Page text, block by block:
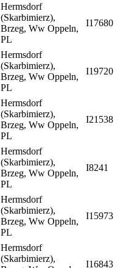
Hermsdorf
(Skarbimierz),
Brzeg, Ww Oppeln,
PL
I17680
Hermsdorf
(Skarbimierz),
Brzeg, Ww Oppeln,
PL
I19720
Hermsdorf
(Skarbimierz),
Brzeg, Ww Oppeln,
PL
I21538
Hermsdorf
(Skarbimierz),
Brzeg, Ww Oppeln,
PL
I8241
Hermsdorf
(Skarbimierz),
Brzeg, Ww Oppeln,
PL
I15973
Hermsdorf
(Skarbimierz),
I16843